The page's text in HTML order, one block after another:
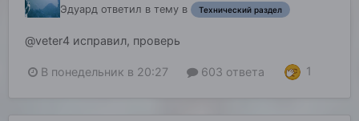
Эдуард ответил в тему в Технический раздел
@veter4 исправил, проверь
В понедельник в 20:27 603 ответа 1